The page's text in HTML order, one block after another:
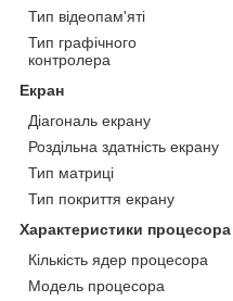
Тип відеопам'яті
Тип графічного
контролера
Екран
Діагональ екрану
Роздільна здатність екрану
Тип матриці
Тип покриття екрану
Характеристики процесора
Кількість ядер процесора
Модель процесора